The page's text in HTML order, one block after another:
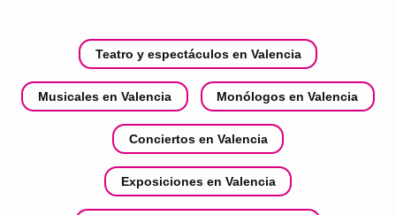
Teatro y espectáculos en Valencia
Musicales en Valencia Monólogos en Valencia
Conciertos en Valencia
Exposiciones en Valencia